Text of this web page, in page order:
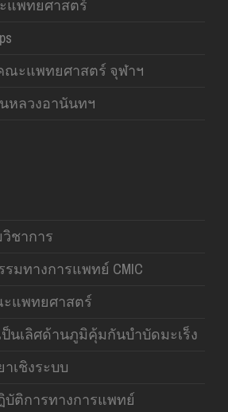
แพทยศาสตร์
ณะแพทยศาสตร์ จุฬาฯ
นหลวงอานันทฯ
ชาการ
มทางการแพทย์ CMIC
แพทยศาสตร์
นเลิศด้านภูมิคุ้มกันบำบัดมะเร็ง
เชิงระบบ
ติการทางการแพทย์